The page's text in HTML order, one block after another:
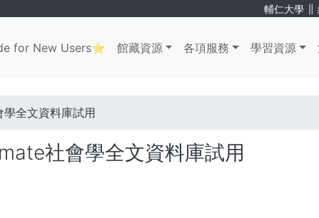
輔仁大學 ∥
for New Users⭐ 館藏資源 各項服務 學習資源
全文資料庫試用
社會學全文資料庫試用